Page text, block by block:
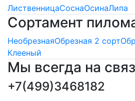
ЛиственницаСоснаОсинаЛипа
Сортамент
НеобрезнаяОбрезная 2 сорт
Клееный
Мы всегда на
+7(499)3468182